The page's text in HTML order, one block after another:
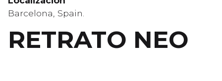
Barcelona, Spain.
RETRATO NEO